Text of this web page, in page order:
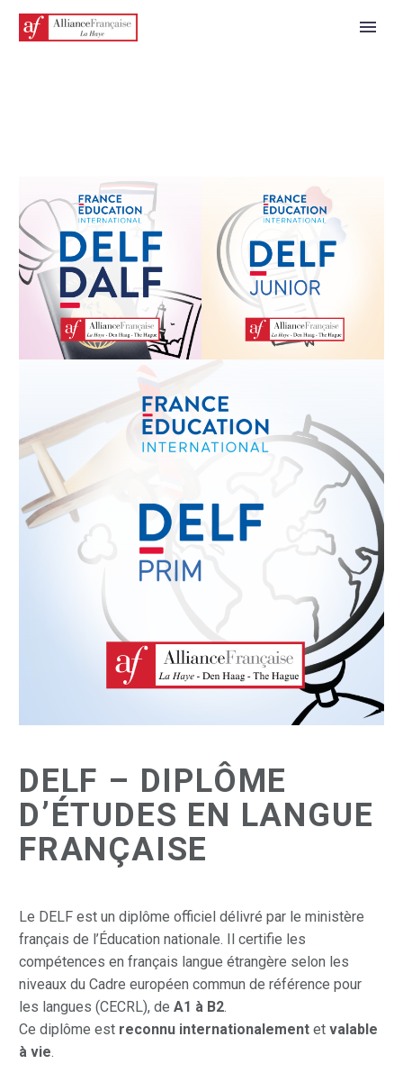
DELF – DIPLÔME
D’ÉTUDES EN LANGUE
FRANÇAISE
Le DELF est un diplôme officiel délivré par le ministère
français de l’Éducation nationale. Il certifie les
compétences en français langue étrangère selon les
niveaux du Cadre européen commun de référence pour
les langues (CECRL), de A1 à B2.
Ce diplôme est reconnu internationalement et valable
à vie.